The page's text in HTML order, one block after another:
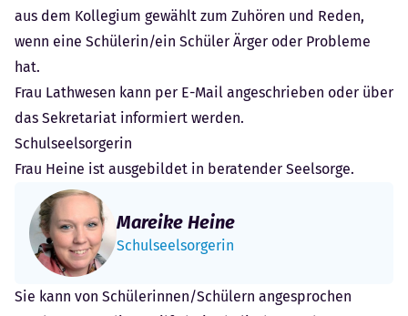
aus dem Kollegium gewählt zum Zuhören und Reden,
wenn eine Schülerin/ein Schüler Ärger oder Probleme
hat.
Frau Lathwesen kann per E-Mail angeschrieben oder über
das Sekretariat informiert werden.
Schulseelsorgerin
Frau Heine ist ausgebildet in beratender Seelsorge.
Mareike Heine
Schulseelsorgerin
Sie kann von Schülerinnen/Schülern angesprochen